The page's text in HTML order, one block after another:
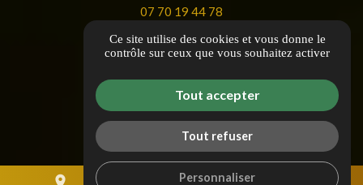
place mail
07 70 19 44 78
Guide local
Informations complémentaires
Mentions légales
Politique de confidentialité
Gestion des cookies
Ce site utilise des cookies et vous donne le
contrôle sur ceux que vous souhaitez activer
Tout accepter
Tout refuser
Personnaliser